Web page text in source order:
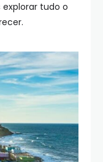
explorar tudo o